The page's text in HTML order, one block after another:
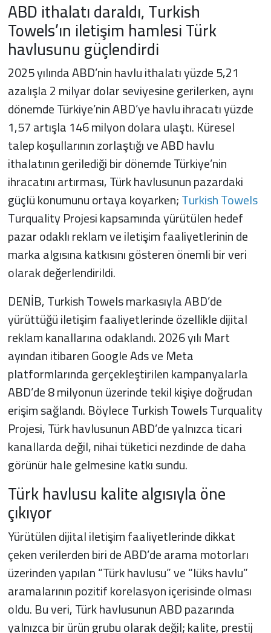
ABD ithalatı daraldı, Turkish
Towels’ın iletişim hamlesi Türk
havlusunu güçlendirdi
2025 yılında ABD’nin havlu ithalatı yüzde 5,21
azalışla 2 milyar dolar seviyesine gerilerken, aynı
dönemde Türkiye’nin ABD’ye havlu ihracatı yüzde
1,57 artışla 146 milyon dolara ulaştı. Küresel
talep koşullarının zorlaştığı ve ABD havlu
ithalatının gerilediği bir dönemde Türkiye’nin
ihracatını artırması, Türk havlusunun pazardaki
güçlü konumunu ortaya koyarken;Turkish Towels
Turquality Projesi kapsamında yürütülen hedef
pazar odaklı reklam ve iletişim faaliyetlerinin de
marka algısına katkısını gösteren önemli bir veri
olarak değerlendirildi.
DENİB, Turkish Towels markasıyla ABD’de
yürüttüğü iletişim faaliyetlerinde özellikle dijital
reklam kanallarına odaklandı. 2026 yılı Mart
ayından itibaren Google Ads ve Meta
platformlarında gerçekleştirilen kampanyalarla
ABD’de 8 milyonun üzerinde tekil kişiye doğrudan
erişim sağlandı. Böylece Turkish Towels Turquality
Projesi, Türk havlusunun ABD’de yalnızca ticari
kanallarda değil, nihai tüketici nezdinde de daha
görünür hale gelmesine katkı sundu.
Türk havlusu kalite algısıyla öne
çıkıyor
Yürütülen dijital iletişim faaliyetlerinde dikkat
çeken verilerden biri de ABD’de arama motorları
üzerinden yapılan “Türk havlusu” ve “lüks havlu”
aramalarının pozitif korelasyon içerisinde olması
oldu. Bu veri, Türk havlusunun ABD pazarında
yalnızca bir ürün grubu olarak değil; kalite, prestij